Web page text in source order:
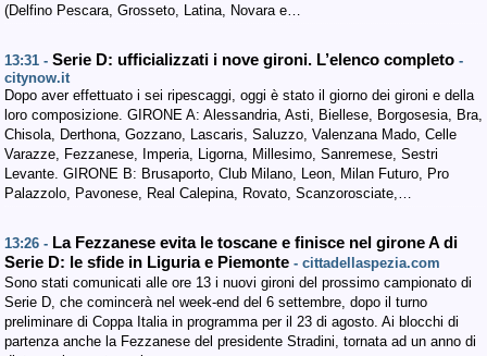
(Delfino Pescara, Grosseto, Latina, Novara e…
13:31 - Serie D: ufficializzati i nove gironi. L’elenco completo -
citynow.it
Dopo aver effettuato i sei ripescaggi, oggi è stato il giorno dei gironi e della
loro composizione. GIRONE A: Alessandria, Asti, Biellese, Borgosesia, Bra,
Chisola, Derthona, Gozzano, Lascaris, Saluzzo, Valenzana Mado, Celle
Varazze, Fezzanese, Imperia, Ligorna, Millesimo, Sanremese, Sestri
Levante. GIRONE B: Brusaporto, Club Milano, Leon, Milan Futuro, Pro
Palazzolo, Pavonese, Real Calepina, Rovato, Scanzorosciate,…
13:26 - La Fezzanese evita le toscane e finisce nel girone A di
Serie D: le sfide in Liguria e Piemonte - cittadellaspezia.com
Sono stati comunicati alle ore 13 i nuovi gironi del prossimo campionato di
Serie D, che comincerà nel week-end del 6 settembre, dopo il turno
preliminare di Coppa Italia in programma per il 23 di agosto. Ai blocchi di
partenza anche la Fezzanese del presidente Stradini, tornata ad un anno di